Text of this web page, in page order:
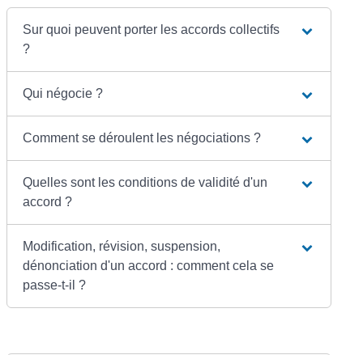
Sur quoi peuvent porter les accords collectifs
?
Qui négocie ?
Comment se déroulent les négociations ?
Quelles sont les conditions de validité d'un
accord ?
Modification, révision, suspension,
dénonciation d'un accord : comment cela se
passe-t-il ?